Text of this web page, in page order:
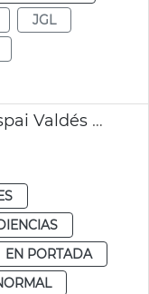
JGL
Monolito Manolo Valdés Espai Valdés València
EN PORTADA